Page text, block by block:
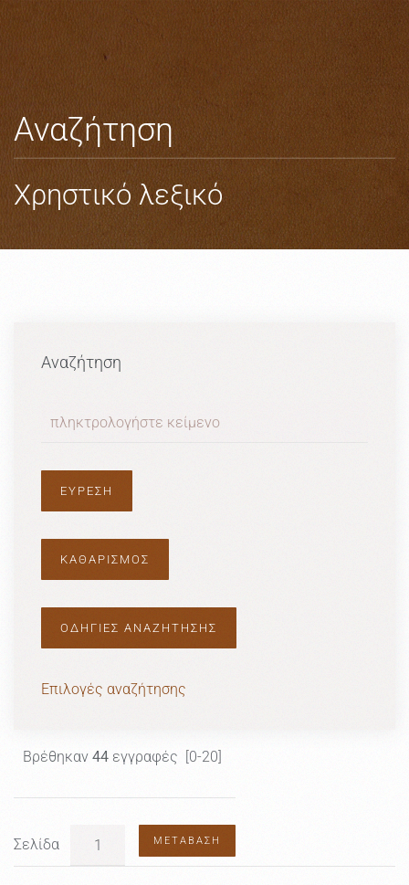
Skip to main content
Αναζήτηση
Χρηστικό λεξικό
Αναζήτηση
ΟΔΗΓΙΕΣ ΑΝΑΖΗΤΗΣΗΣ
Επιλογές αναζήτησης
Βρέθηκαν 44 εγγραφές [0-20]
Σελίδα ΜΕΤΆΒΑΣΗ